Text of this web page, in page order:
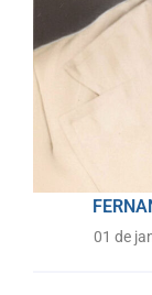
01 de